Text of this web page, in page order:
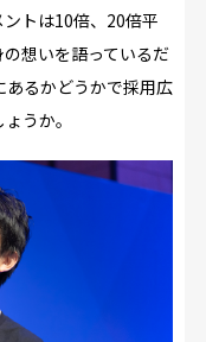
トは10倍、20倍平
想いを語っているだ
あるかどうかで採用広
うか。